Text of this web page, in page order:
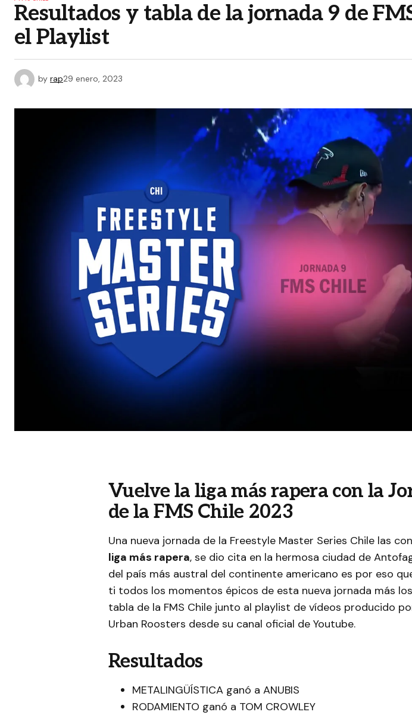
Resultados y tabla de la jornada 9 de
el Playlist
by rap29 enero, 2023
Vuelve la liga más rapera con la
de la FMS Chile 2023
Una nueva jornada de la Freestyle Master Series Chile las
liga más rapera, se dio cita en la hermosa ciudad de
del país más austral del continente americano es por eso
ti todos los momentos épicos de esta nueva jornada más
tabla de la FMS Chile junto al playlist de vídeos producido
Urban Roosters desde su canal oficial de Youtube.
Resultados
METALINGÜÍSTICA ganó a ANUBIS
RODAMIENTO ganó a TOM CROWLEY